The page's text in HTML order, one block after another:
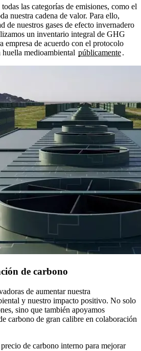
las categorías de emisiones, como el
nuestra cadena de valor. Para ello,
de nuestros gases de efecto invernadero
un inventario integral de GHG
empresa de acuerdo con el protocolo
medioambiental públicamente.
de carbono
de aumentar nuestra
y nuestro impacto positivo. No solo
sino que también apoyamos
carbono de gran calibre en colaboración
de carbono interno para mejorar